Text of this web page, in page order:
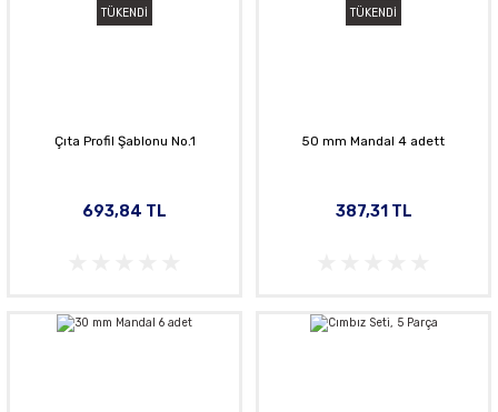
TÜKENDİ
Çıta Profil Şablonu No.1
693,84 TL
TÜKENDİ
50 mm Mandal 4 adett
387,31 TL